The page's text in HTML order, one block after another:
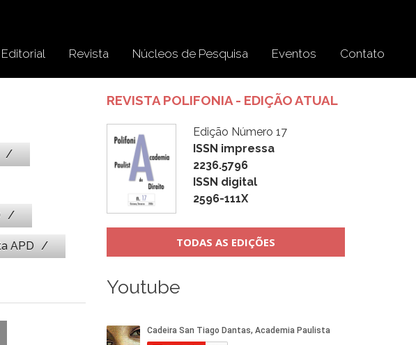
Editorial Revista Núcleos de Pesquisa Eventos Contato
APD
REVISTA POLIFONIA - EDIÇÃO ATUAL
Edição Número 17
ISSN impressa
2236.5796
ISSN digital
2596-111X
TODAS AS EDIÇÕES
Youtube